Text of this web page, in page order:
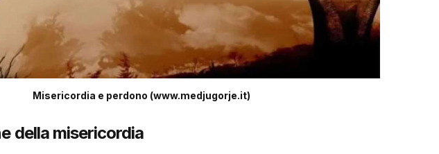
Misericordia e perdono (www.medjugorje.it)
della misericordia